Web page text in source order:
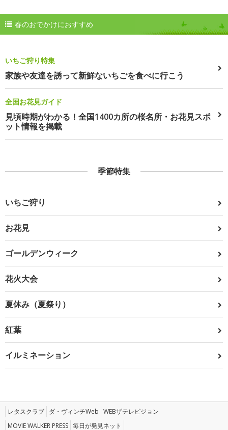
春のおでかけにおすすめ
いちご狩り特集
家族や友達を誘って新鮮ないちごを食べに行こう
全国お花見ガイド
見頃時期がわかる！全国1400カ所の桜名所・お花見スポ
ット情報を掲載
季節特集
いちご狩り
お花見
ゴールデンウィーク
花火大会
夏休み（夏祭り）
紅葉
イルミネーション
レタスクラブ ダ・ヴィンチWeb WEBザテレビジョン
MOVIE WALKER PRESS 毎日が発見ネット